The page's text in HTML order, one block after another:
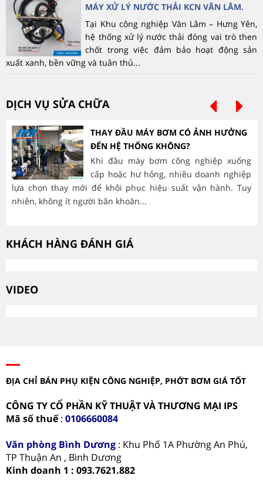
MÁY XỬ LÝ NƯỚC THẢI KCN VĂN LÂM.
Tại Khu công nghiệp Văn Lâm – Hưng Yên,
hệ thống xử lý nước thải đóng vai trò then
chốt trong việc đảm bảo hoạt động sản
xuất xanh, bền vững và tuân thủ...
DỊCH VỤ SỬA CHỮA
THAY ĐẦU MÁY BƠM CÓ ẢNH HƯỞNG
ĐẾN HỆ THỐNG KHÔNG?
Khi đầu máy bơm công nghiệp xuống
cấp hoặc hư hỏng, nhiều doanh nghiệp
lựa chọn thay mới để khôi phục hiệu suất vận hành. Tuy
nhiên, không ít người băn khoăn...
KHÁCH HÀNG ĐÁNH GIÁ
VIDEO
ĐỊA CHỈ BÁN PHỤ KIỆN CÔNG NGHIỆP, PHỚT BƠM GIÁ TỐT
CÔNG TY CỔ PHẦN KỸ THUẬT VÀ THƯƠNG MẠI IPS
Mã số thuế: 0106660084
Văn phòng Bình Dương : Khu Phố 1A Phường An Phú,
TP Thuận An , Bình Dương
Kinh doanh 1 : 093.7621.882